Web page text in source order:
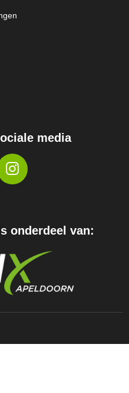
media
I
N
A
R
A
M
onderdeel van: